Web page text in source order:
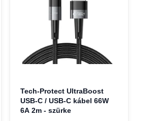
Tech-Protect UltraBoost
USB-C / USB-C kábel 66W
6A 2m - szürke